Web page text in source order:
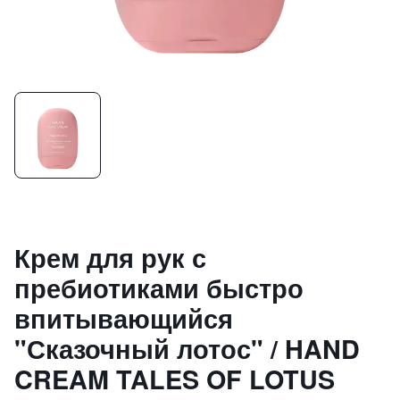
Крем для рук с
пребиотиками быстро
впитывающийся
"Сказочный лотос" / HAND
CREAM TALES OF LOTUS